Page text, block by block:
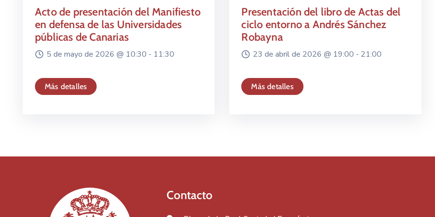
Acto de presentación del Manifiesto
en defensa de las Universidades
públicas de Canarias
5 de mayo de 2026 @ 10:30 - 11:30
Más detalles
Presentación del libro de Actas del
ciclo entorno a Andrés Sánchez
Robayna
23 de abril de 2026 @ 19:00 - 21:00
Más detalles
Contacto